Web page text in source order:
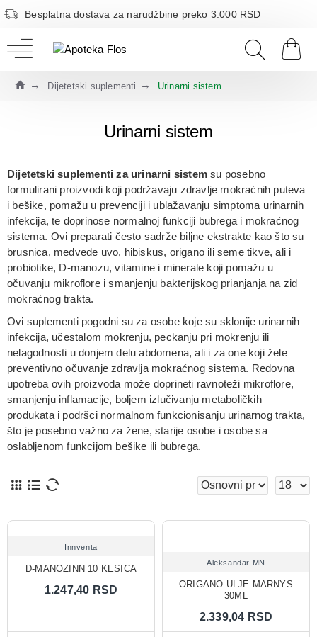
Besplatna dostava za narudžbine preko 3.000 RSD
Dijetetski suplementi Urinarni sistem
Urinarni sistem
Dijetetski suplementi za urinarni sistem su posebno
formulirani proizvodi koji podržavaju zdravlje mokraćnih puteva
i bešike, pomažu u prevenciji i ublažavanju simptoma urinarnih
infekcija, te doprinose normalnoj funkciji bubrega i mokraćnog
sistema. Ovi preparati često sadrže biljne ekstrakte kao što su
brusnica, medveđe uvo, hibiskus, origano ili seme tikve, ali i
probiotike, D‑manozu, vitamine i minerale koji pomažu u
očuvanju mikroflore i smanjenju bakterijskog prianjanja na zid
mokraćnog trakta.
Ovi suplementipogodni su za osobe koje su sklonije urinarnih
infekcija, učestalom mokrenju, peckanju pri mokrenju ili
nelagodnosti u donjem delu abdomena, ali i za one koji žele
preventivno očuvanje zdravlja mokraćnog sistema. Redovna
upotreba ovih proizvoda može doprineti ravnoteži mikroflore,
smanjenju inflamacije, boljem izlučivanju metaboličkih
produkatai podršci normalnom funkcionisanju urinarnog trakta,
što je posebno važno za žene, starije osobe i osobe sa
oslabljenom funkcijom bešike ili bubrega.
Innventa
D-MANOZINN 10 KESICA
1.247,40 RSD
Aleksandar MN
ORIGANO ULJE MARNYS
30ML
2.339,04 RSD